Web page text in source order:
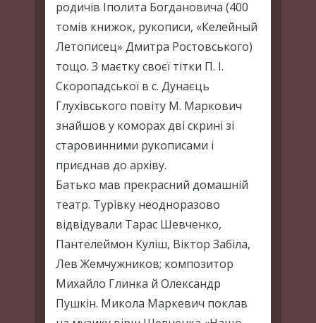
родичів Іполита Богдановича (400
томів книжок, рукописи, «Келейный
Летописец» Дмитра Ростовського)
тощо. З маєтку своєї тітки П. І.
Скоропадської в с. Дунаєць
Глухівського повіту М. Маркович
знайшов у коморах дві скрині зі
старовинними рукописами і
приєднав до архіву.
Батько мав прекрасний домашній
театр. Турівку неодноразово
відвідували Тарас Шевченко,
Пантелеймон Куліш, Віктор Забіла,
Лев Жемчужников; композитор
Михайло Глинка й Олександр
Пушкін. Микола Маркевич поклав